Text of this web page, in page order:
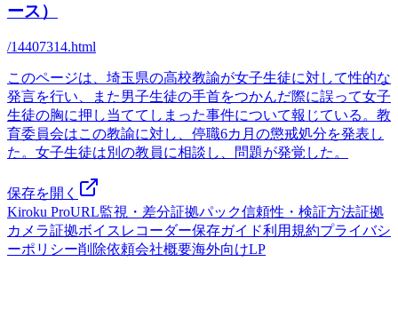
ース）
/14407314.html
このページは、埼玉県の高校教諭が女子生徒に対して性的な
発言を行い、また男子生徒の手首をつかんだ際に誤って女子
生徒の胸に押し当ててしまった事件について報じている。教
育委員会はこの教諭に対し、停職6カ月の懲戒処分を発表し
た。女子生徒は別の教員に相談し、問題が発覚した。
保存を開く
Kiroku ProURL監視・差分証拠パック信頼性・検証方法証拠
カメラ証拠ボイスレコーダー保存ガイド利用規約プライバシ
ーポリシー削除依頼会社概要海外向けLP